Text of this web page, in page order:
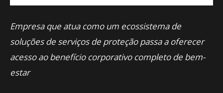
Empresa que atua como um ecossistema de
soluções de serviços de proteção passa a oferecer
acesso ao benefício corporativo completo de bem-
estar